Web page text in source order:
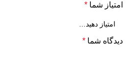
امتیاز شما *
دیدگاه شما *